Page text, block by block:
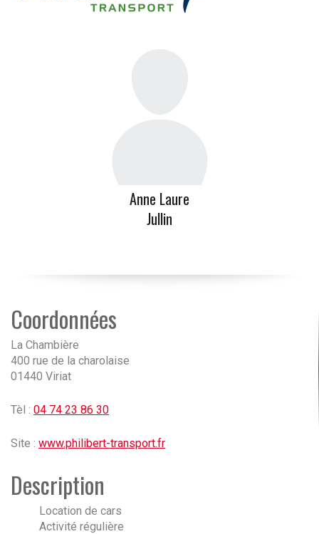
Anne Laure
Jullin
Coordonnées
La Chambière
400 rue de la charolaise
01440 Viriat
Tèl : 04 74 23 86 30
Site : www.philibert-transport.fr
Description
Location de cars
Activité régulière